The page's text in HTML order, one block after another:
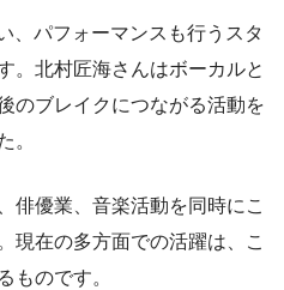
、パフォーマンスも行うスタ
。北村匠海さんはボーカルと
のブレイクにつながる活動を
。
俳優業、音楽活動を同時にこ
現在の多方面での活躍は、こ
ものです。